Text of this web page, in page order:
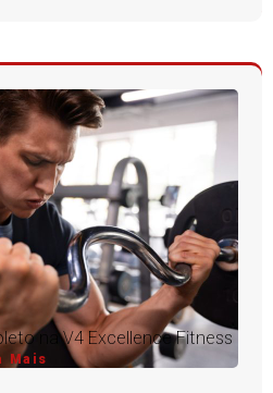
na V4 Excellence Fitness
Mais